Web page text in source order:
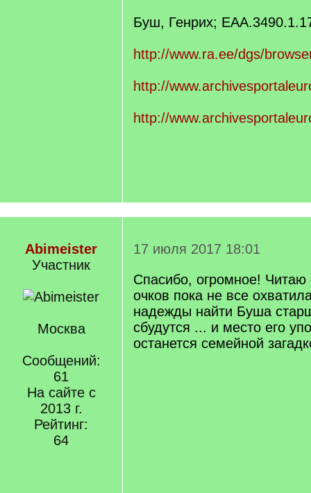
Буш, Генрих;
http://www.ra.ee/dgs/
http://
http://
Abimeister
Участник
Москва
Сообщений:
61
На сайте с
2013 г.
Рейтинг:
64
17 июля 2017 18:01
Спасибо, огромное! Читаю
очков пока не все
надежды найти Буша
сбудутся ... и место его
останется семейной